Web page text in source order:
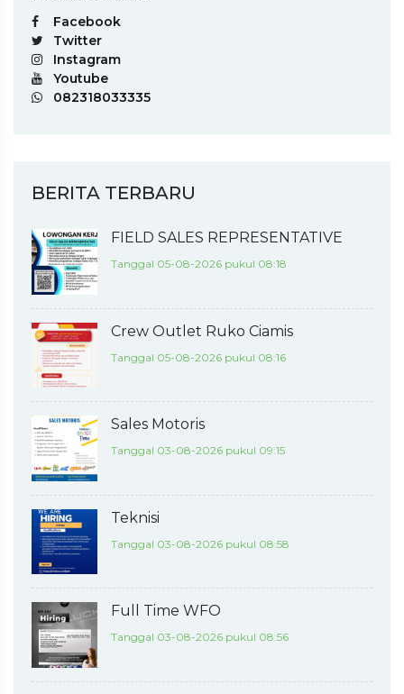
Facebook
Twitter
Instagram
Youtube
082318033335
BERITA TERBARU
FIELD SALES REPRESENTATIVE
Tanggal 05-08-2026 pukul 08:18
Crew Outlet Ruko Ciamis
Tanggal 05-08-2026 pukul 08:16
Sales Motoris
Tanggal 03-08-2026 pukul 09:15
Teknisi
Tanggal 03-08-2026 pukul 08:58
Full Time WFO
Tanggal 03-08-2026 pukul 08:56